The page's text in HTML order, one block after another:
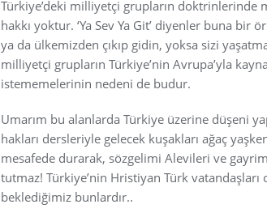
Türkiye’deki milliyetçi grupların doktrinlerinde
hakkı yoktur. ‘Ya Sev Ya Git’ diyenler buna bir
ya da ülkemizden çıkıp gidin, yoksa sizi
milliyetçi grupların Türkiye’nin Avrupa’yla
istememelerinin nedeni de budur.
Umarım bu alanlarda Türkiye üzerine düşeni
hakları dersleriyle gelecek kuşakları ağaç
mesafede durarak, sözgelimi Alevileri ve
tutmaz! Türkiye’nin Hristiyan Türk
beklediğimiz bunlardır..